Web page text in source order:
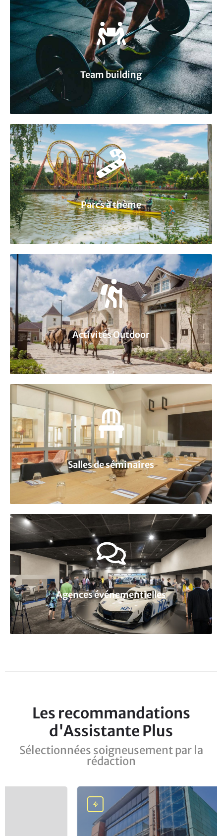
Team building
Parcs à thème
Activités Outdoor
Salles de séminaires
Agences événementielles
Les recommandations
d'Assistante Plus
Sélectionnées soigneusement par la
rédaction